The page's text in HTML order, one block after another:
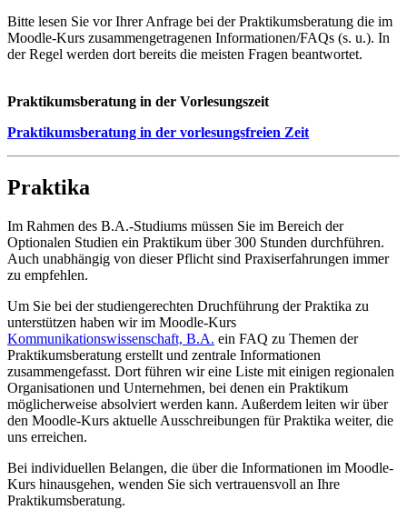
Bitte lesen Sie vor Ihrer Anfrage bei der Praktikumsberatung die im
Moodle-Kurs zusammengetragenen Informationen/FAQs (s. u.). In
der Regel werden dort bereits die meisten Fragen beantwortet.
Praktikumsberatung in der Vorlesungszeit
Praktikumsberatung in der vorlesungsfreien Zeit
Praktika
Im Rahmen des B.A.-Studiums müssen Sie im Bereich der
Optionalen Studien ein Praktikum über 300 Stunden durchführen.
Auch unabhängig von dieser Pflicht sind Praxiserfahrungen immer
zu empfehlen.
Um Sie bei der studiengerechten Druchführung der Praktika zu
unterstützen haben wir im Moodle-Kurs
Kommunikationswissenschaft, B.A. ein FAQ zu Themen der
Praktikumsberatung erstellt und zentrale Informationen
zusammengefasst. Dort führen wir eine Liste mit einigen regionalen
Organisationen und Unternehmen, bei denen ein Praktikum
möglicherweise absolviert werden kann. Außerdem leiten wir über
den Moodle-Kurs aktuelle Ausschreibungen für Praktika weiter, die
uns erreichen.
Bei individuellen Belangen, die über die Informationen im Moodle-
Kurs hinausgehen, wenden Sie sich vertrauensvoll an Ihre
Praktikumsberatung.